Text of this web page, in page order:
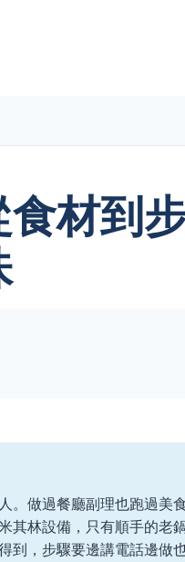
材到
。做過餐廳副理也跑過美
其林設備，只有順手的老
到，步驟要邊講電話邊做